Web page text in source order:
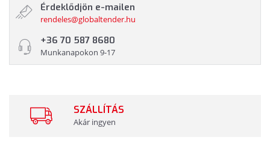
Érdeklődjön e-mailen
rendeles@globaltender.hu
+36 70 587 8680
Munkanapokon 9-17
SZÁLLÍTÁS
Akár ingyen